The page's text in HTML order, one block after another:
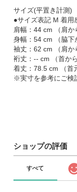
サイズ(平置き計測)
●サイズ表記 M 着用
肩幅：44 cm （肩か
身幅：54 cm （脇下
袖丈：62 cm （肩か
裄丈：-- cm （首か
着丈：78.5 cm （首
※実寸を参考にご検
ショップの評価
すべて